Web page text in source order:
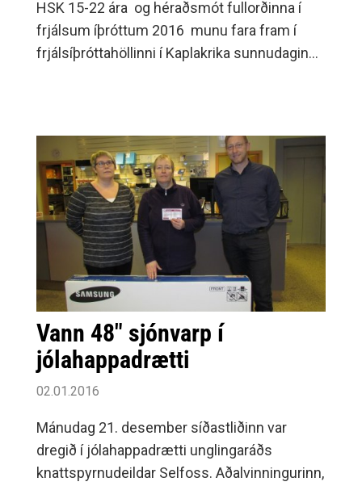
HSK 15-22 ára og héraðsmót fullorðinna í
frjálsum íþróttum 2016 munu fara fram í
frjálsíþróttahöllinni í Kaplakrika sunnudaginn
Vann 48" sjónvarp í
jólahappadrætti
02.01.2016
Mánudag 21. desember síðastliðinn var
dregið í jólahappadrætti unglingaráðs
knattspyrnudeildar Selfoss. Aðalvinningurinn,